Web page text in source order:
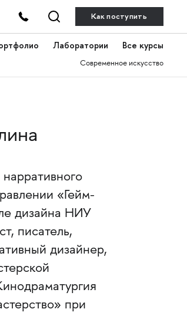
Как поступить
Лаборатории Все курсы
Современное искусство
«Гейм-
дизайна НИУ
писатель,
дизайнер,
при